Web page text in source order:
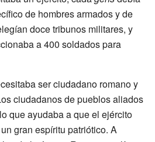
de hombres armados y de
doce tribunos militares, y
a 400 soldados para
ser ciudadano romano y
ciudadanos de pueblos aliados
que ayudaba a que el ejército
gran espíritu patriótico. A